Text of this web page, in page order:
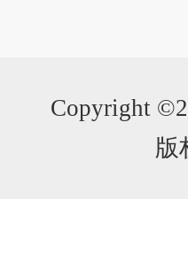
Copyright
版